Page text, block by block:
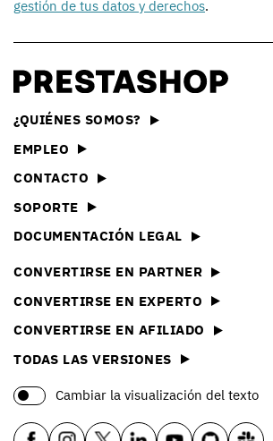
gestión de tus datos y derechos.
¿QUIÉNES SOMOS?
EMPLEO
CONTACTO
SOPORTE
DOCUMENTACIÓN LEGAL
CONVERTIRSE EN PARTNER
CONVERTIRSE EN EXPERTO
CONVERTIRSE EN AFILIADO
TODAS LAS VERSIONES
Cambiar la visualización del texto